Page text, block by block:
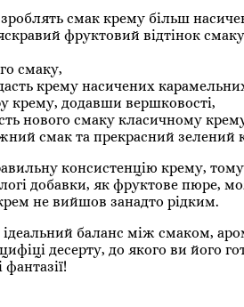
смак крему більш
фруктовий відтінок
смаку,
крему насичених
крему, додавши вершковості,
нового смаку класичному
смак та прекрасний зелений
консистенцію крему,
добавки, як фруктове пюре,
не вийшов занадто рідким.
баланс між смаком,
десерту, до якого ви його